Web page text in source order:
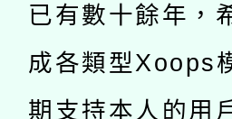
業技術研
用水績優
桃園市孔
2026年桃
已有數十餘年，
成各類型Xoops
期支持本人的用